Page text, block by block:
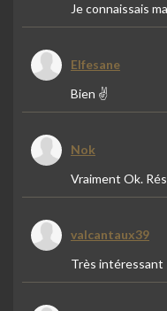
Je connaissais
Elfesane
Bien ✌️
Nok
Vraiment Ok.
valcantaux39
Très intéressant